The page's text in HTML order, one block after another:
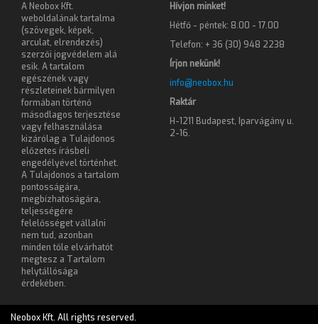
A Neobox Kft.
weboldalának tartalma
(szövegek, képek,
arculat, elrendezés)
szerzői jogvédelem alá
esik. A tartalom
egészének vagy
részleteinek bármilyen
formában történő
másodlagos terjesztése
vagy felhasználása
kizárólag a Tulajdonos
előzetes írásbeli
engedélyével történhet.
A Tulajdonos a tartalom
pontosságára,
megbízhatóságára,
teljességére
felelősséget vállalni
nem tud, azonban
minden tőle elvárhatót
megtesz a Tartalom
helytállósága
érdekében.
Hívjon minket!
Hétfő - péntek: 8.00 - 17.00
Telefon: + 36 (30) 948 2238
Írjon nekünk!
info@neobox.hu
Raktár
H-1211 Budapest, Iparvágány u.
2-16.
Neobox Kft. All rights reserved.